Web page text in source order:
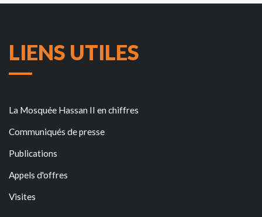
LIENS UTILES
La Mosquée Hassan II en chiffres
Communiqués de presse
Publications
Appels d'offres
Visites